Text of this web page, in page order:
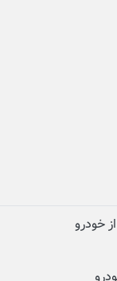
خودرو